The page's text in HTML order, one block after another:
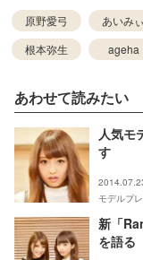
原野愛弓 あいみぃ
根本弥生
ageha
あわせて読みたい
人気
す
モデルプ
新「
を語る